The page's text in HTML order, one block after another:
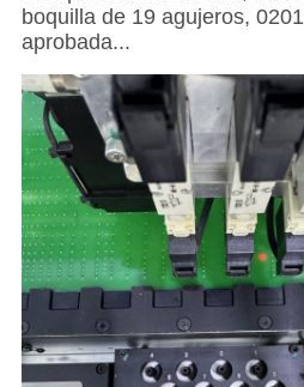
boquilla de 19 agujeros,
aprobada...